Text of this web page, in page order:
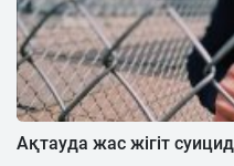
Ақтауда жас жігіт